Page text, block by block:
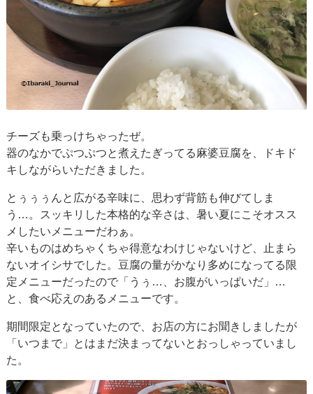
チーズも乗っけちゃったぜ。
器のなかでぷつぷつと煮えたぎってる麻婆豆腐を、ドキド
キしながらいただきました。
とぅぅぅんと広がる辛味に、思わず背筋も伸びてしま
う…。スッキリした本格的な辛さは、暑い夏にこそオスス
メしたいメニューだわぁ。
辛いものはめちゃくちゃ得意なわけじゃないけど、止まら
ないオイシサでした。豆腐の量がかなり多めになってる限
定メニューだったので「うぅ…、お腹がいっぱいだ」…
と、食べ応えのあるメニューです。
期間限定となっていたので、お店の方にお聞きしましたが
「いつまで」とはまだ決まってないとおっしゃっていまし
た。